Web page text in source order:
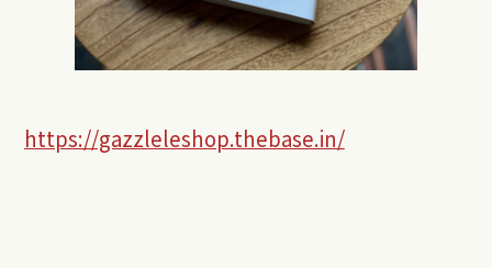
https://gazzleleshop.thebase.in/